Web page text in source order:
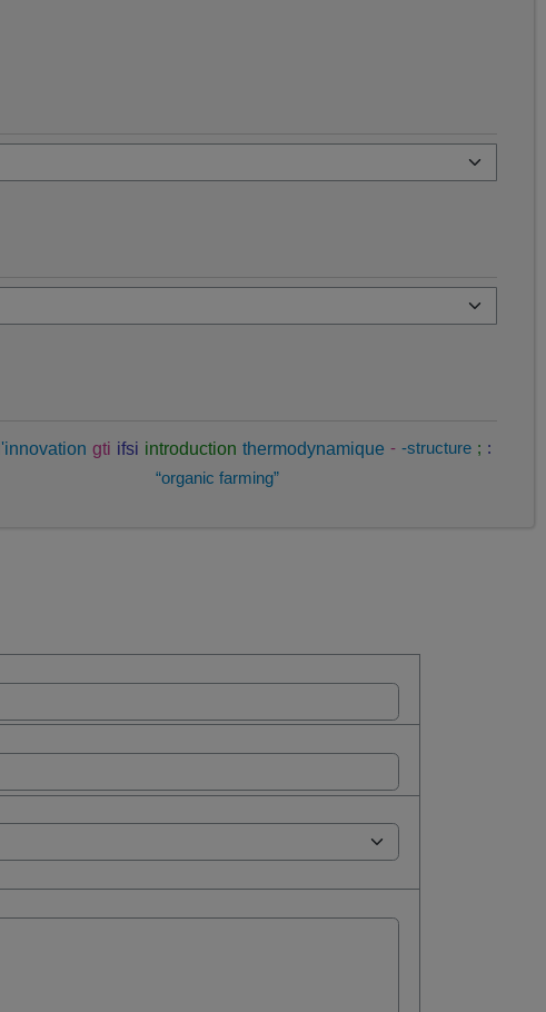
gti ifsi introduction thermodynamique - -structure ; :
“organic farming”